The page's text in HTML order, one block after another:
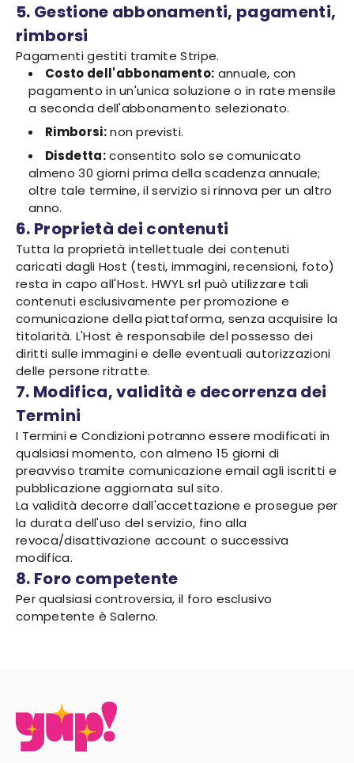
5. Gestione abbonamenti, pagamenti,
rimborsi
Pagamenti gestiti tramite Stripe.
Costo dell'abbonamento: annuale, con
pagamento in un'unica soluzione o in rate mensile
a seconda dell'abbonamento selezionato.
Rimborsi:non previsti.
Disdetta:consentito solo se comunicato
almeno 30 giorni prima della scadenza annuale;
oltre tale termine, il servizio si rinnova per un altro
anno.
6. Proprietà dei contenuti
Tutta la proprietà intellettuale dei contenuti
caricati dagli Host (testi, immagini, recensioni, foto)
resta in capo all'Host. HWYL srl può utilizzare tali
contenuti esclusivamente per promozione e
comunicazione della piattaforma, senza acquisire la
titolarità. L'Host è responsabile del possesso dei
diritti sulle immagini e delle eventuali autorizzazioni
delle persone ritratte.
7. Modifica, validità e decorrenza dei
Termini
I Termini e Condizioni potranno essere modificati in
qualsiasi momento, con almeno 15 giorni di
preavviso tramite comunicazione email agli iscritti e
pubblicazione aggiornata sul sito.
La validità decorre dall'accettazione e prosegue per
la durata dell'uso del servizio, fino alla
revoca/disattivazione account o successiva
modifica.
8. Foro competente
Per qualsiasi controversia, il foro esclusivo
competente è Salerno.